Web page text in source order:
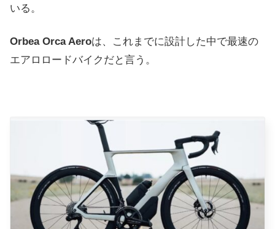
いる。
Orbea Orca Aeroは、これまでに設計した中で最速の
エアロロードバイクだと言う。